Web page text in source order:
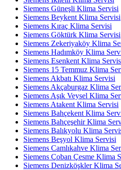
Siemens Güneşli Klima Servisi
Siemens Beykent Klima Servisi
Siemens Kıraç Klima Servisi
Siemens Göktürk Klima Servisi
Siemens Zekeriyaköy Klima
Siemens Hadımköy Klima
Siemens Esenkent Klima
Siemens 15 Temmuz Klima
Siemens Akbatı Klima Servisi
Siemens Akçaburgaz Klima
Siemens Aşık Veysel Klima
Siemens Atakent Klima Servisi
Siemens Bahçekent Klima
Siemens Bahçeşehir Klima
Siemens Balıkyolu Klima
Siemens Beşyol Klima Servisi
Siemens Camlıkahve Klima
Siemens Çoban Çesme Klima
Siemens Denizköşkler Klima